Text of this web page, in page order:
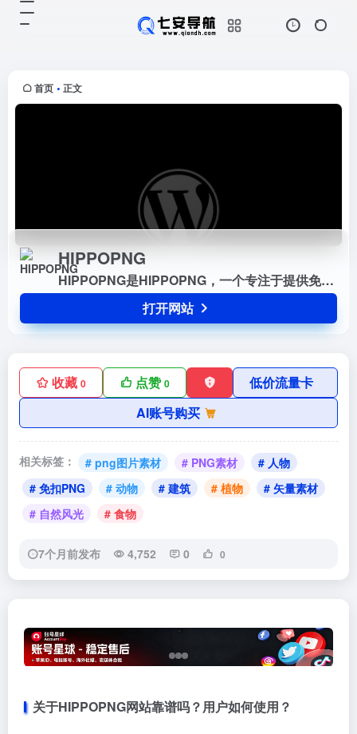
首页 • 正文
HIPPOPNG
HIPPOPNG是HIPPOPNG，一个专注于提供免费PNG图片素材的网站。
打开网站
收藏 0 点赞0
低价流量卡
AI账号购买
相关标签： # png图片素材 # PNG素材
# 人物
# 免扣PNG
# 动物 # 建筑 # 植物
# 矢量素材
# 自然风光
# 食物
7个月前发布 4,752 0 0
站。
关于HIPPOPNG网站靠谱吗？用户如何使用？